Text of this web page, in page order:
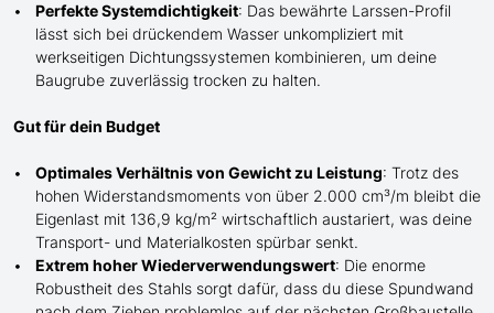
Perfekte Systemdichtigkeit: Das bewährte Larssen-Profil
lässt sich bei drückendem Wasser unkompliziert mit
werkseitigen Dichtungssystemen kombinieren, um deine
Baugrube zuverlässig trocken zu halten.
Gut für dein Budget
Optimales Verhältnis von Gewicht zu Leistung: Trotz des
hohen Widerstandsmoments von über 2.000 cm³/m bleibt die
Eigenlast mit 136,9 kg/m² wirtschaftlich austariert, was deine
Transport- und Materialkosten spürbar senkt.
Extrem hoher Wiederverwendungswert: Die enorme
Robustheit des Stahls sorgt dafür, dass du diese Spundwand